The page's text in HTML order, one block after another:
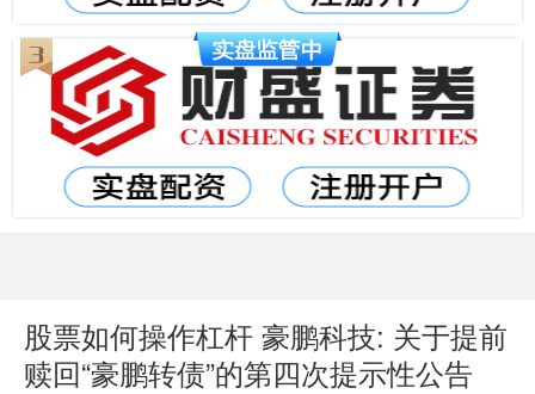
股票如何操作杠杆 豪鹏科技: 关于提前
赎回“豪鹏转债”的第四次提示性公告